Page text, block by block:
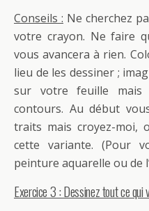
Conseils : Ne cherchez
votre crayon. Ne faire
vous avancera à rien.
lieu de les dessiner ;
sur votre feuille mais
contours. Au début
traits mais croyez-moi,
cette variante. (Pour
peinture aquarelle ou de
Exercice 3 : Dessinez tout ce qui